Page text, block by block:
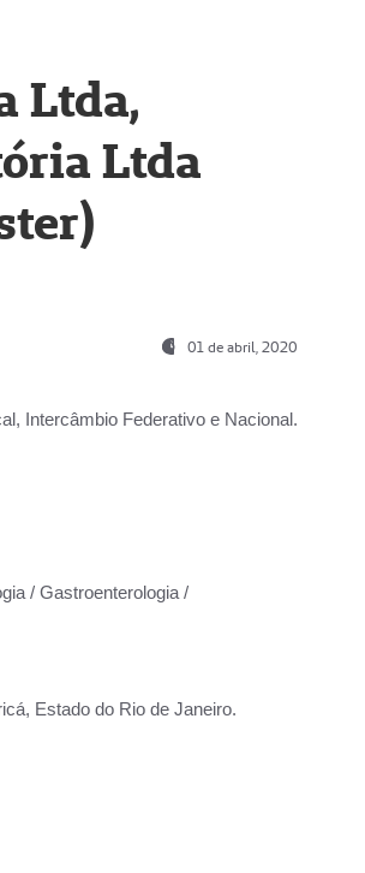
Ltda,
Ltda
01 de abril, 2020
Intercâmbio Federativo e Nacional.
/ Gastroenterologia /
Estado do Rio de Janeiro.